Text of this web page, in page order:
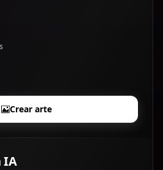
Crear arte
IA